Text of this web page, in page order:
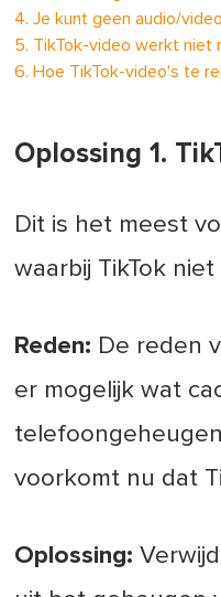
4. Je kunt geen audio/
5. TikTok-video werkt niet
6. Hoe TikTok-video's te
Oplossing 1.
Dit is het meest
waarbij TikTok
Reden: De reden
er mogelijk wat
voorkomt nu dat
Oplossing: